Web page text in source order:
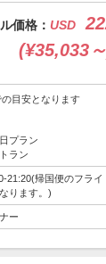
価格： USD
(¥35,033
目安となります
プラン
ラン
21:20(帰国便のフラ
ります。)
ー